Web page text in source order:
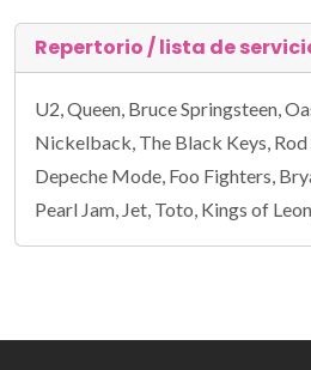
Repertorio / lista de
U2, Queen, Bruce Springsteen,
Nickelback, The Black Keys,
Depeche Mode, Foo Fighters,
Pearl Jam, Jet, Toto, Kings of